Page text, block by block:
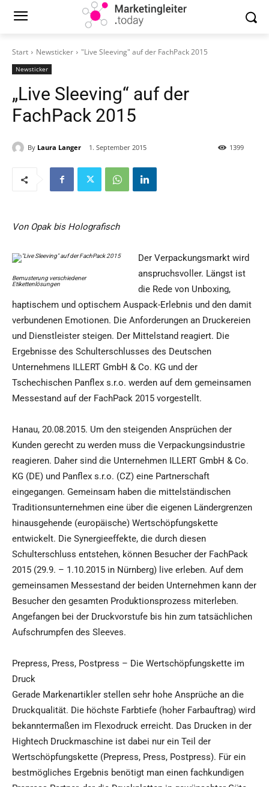
Start Newsticker "Live Sleeving" auf der FachPack 2015
Newsticker
„Live Sleeving“ auf der
FachPack 2015
By Laura Langer 1. September 2015 1399
Von Opak bis Holografisch
Bemusterung verschiedener
Etikettenlösungen
Der Verpackungsmarkt wird
anspruchsvoller. Längst ist
die Rede von Unboxing,
haptischem und optischem Auspack-Erlebnis und den damit
verbundenen Emotionen. Die Anforderungen an Druckereien
und Dienstleister steigen. Der Mittelstand reagiert. Die
Ergebnisse des Schulterschlusses des Deutschen
Unternehmens ILLERT GmbH & Co. KG und der
Tschechischen Panflex s.r.o. werden auf dem gemeinsamen
Messestand auf der FachPack 2015 vorgestellt.
Hanau, 20.08.2015. Um den steigenden Ansprüchen der
Kunden gerecht zu werden muss die Verpackungsindustrie
reagieren. Daher sind die Unternehmen ILLERT GmbH & Co.
KG (DE) und Panflex s.r.o. (CZ) eine Partnerschaft
eingegangen. Gemeinsam haben die mittelständischen
Traditionsunternehmen eine über die eigenen Ländergrenzen
hinausgehende (europäische) Wertschöpfungskette
entwickelt. Die Synergieeffekte, die durch diesen
Schulterschluss entstehen, können Besucher der FachPack
2015 (29.9. – 1.10.2015 in Nürnberg) live erleben. Auf dem
gemeinsamen Messestand der beiden Unternehmen kann der
Besucher den gesamten Produktionsprozess miterleben.
Angefangen bei der Druckvorstufe bis hin zum tatsächlichen
Aufschrumpfen des Sleeves.
Prepress, Press, Postpress – Die Wertschöpfungskette im
Druck
Gerade Markenartikler stellen sehr hohe Ansprüche an die
Druckqualität. Die höchste Farbtiefe (hoher Farbauftrag) wird
bekanntermaßen im Flexodruck erreicht. Das Drucken in der
Hightech Druckmaschine ist dabei nur ein Teil der
Wertschöpfungskette (Prepress, Press, Postpress). Für ein
bestmögliches Ergebnis benötigt man einen fachkundigen